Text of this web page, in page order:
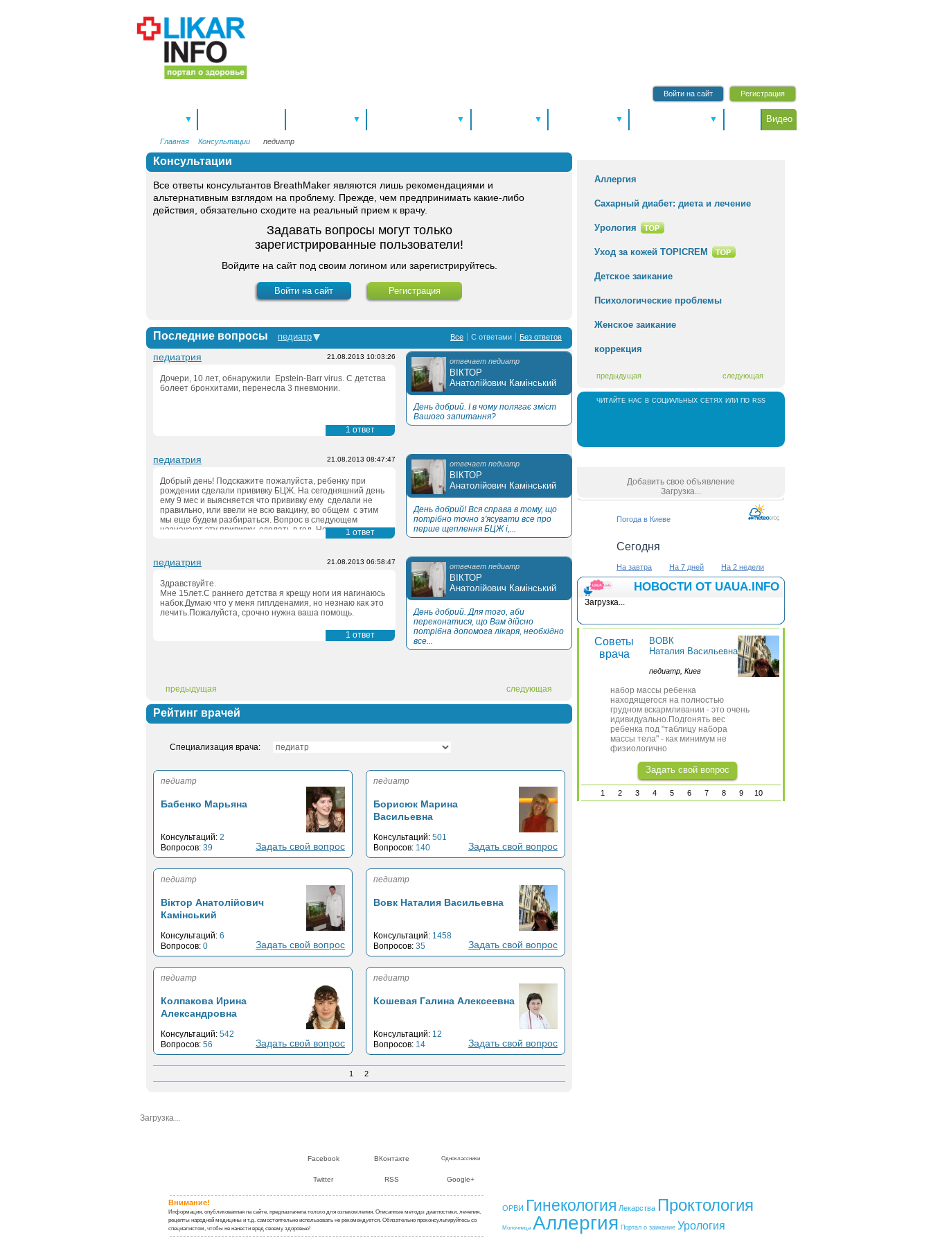
Войти на сайт Регистрация
▼ ▼ ▼ ▼ ▼ ▼ Видео
Главная Консультации педиатр
Консультации
Все ответы консультантов BreathMaker являются лишь рекомендациями и
альтернативным взглядом на проблему. Прежде, чем предпринимать какие-либо
действия, обязательно сходите на реальный прием к врачу.
Задавать вопросы могут только
зарегистрированные пользователи!
Войдите на сайт под своим логином или зарегистрируйтесь.
Войти на сайт Регистрация
Последние вопросы педиатр Без ответов
С ответами
Все
педиатрия 21.08.2013 10:03:26
Дочери, 10 лет, обнаружили  Epstein-Barr virus. С детства
болеет бронхитами, перенесла 3 пневмонии.
1 ответ
отвечает педиатр
ВІКТОР
Анатолійович Камінський
День добрий. І в чому полягає зміст
Вашого запитання?
педиатрия 21.08.2013 08:47:47
Добрый день! Подскажите пожалуйста, ребенку при
рождении сделали прививку БЦЖ. На сегодняшний день
ему 9 мес и выясняется что прививку ему  сделали не
правильно, или ввели не всю вакцину, во общем  с этим
мы еще будем разбираться. Вопрос в следующем
назначают эту прививку  сделать в год. Не опасно ли
это? Какие могут быть последствия? Ведь в первый раз
1 ответ
отвечает педиатр
ВІКТОР
Анатолійович Камінський
День добрий! Вся справа в тому, що
потрібно точно з'ясувати все про
перше щеплення БЦЖ і,...
педиатрия 21.08.2013 06:58:47
Здравствуйте.
Мне 15лет.С раннего детства я крещу ноги ия нагинаюсь
набок.Думаю что у меня гиплденамия, но незнаю как это
лечить.Пожалуйста, срочно нужна ваша помощь.
1 ответ
отвечает педиатр
ВІКТОР
Анатолійович Камінський
День добрий. Для того, аби
переконатися, що Вам дійсно
потрібна допомога лікаря, необхідно
все...
предыдущая следующая
Рейтинг врачей
Специализация врача:
педиатр
Бабенко Марьяна
Задать свой вопрос
Консультаций: 2
Вопросов: 39
педиатр
Борисюк Марина
Васильевна
Задать свой вопрос
Консультаций: 501
Вопросов: 140
педиатр
Віктор Анатолійович
Камінський
Задать свой вопрос
Консультаций: 6
Вопросов: 0
педиатр
Вовк Наталия Васильевна
Задать свой вопрос
Консультаций: 1458
Вопросов: 35
педиатр
Колпакова Ирина
Александровна
Задать свой вопрос
Консультаций: 542
Вопросов: 56
педиатр
Кошевая Галина Алексеевна
Задать свой вопрос
Консультаций: 12
Вопросов: 14
1 2
Аллергия
Сахарный диабет: диета и лечение
Урология
Уход за кожей TOPICREM
Детское заикание
Психологические проблемы
Женское заикание
коррекция
предыдущая следующая
читайте нас в социальных сетях или по rss
Добавить свое объявление
Загрузка...
Погода в Киеве
Сегодня
На завтра На 7 дней На 2 недели
НОВОСТИ ОТ UAUA.INFO
Загрузка...
Советы
врача
ВОВК
Наталия Васильевна
педиатр, Киев
набор массы ребенка
находящегося на полностью
грудном вскармливании - это очень
идивидуально.Подгонять вес
ребенка под "таблицу набора
массы тела" - как минимум не
физиологично
Задать свой вопрос
1 2 3 4 5 6 7 8 9 10
Загрузка...
ОРВИ Гинекология Лекарства Проктология
Молочница Аллергия Портал о заикание Урология
Facebook ВКонтакте Одноклассники
Twitter RSS Google+
Внимание!
Информация, опубликованная на сайте, предназначена только для ознакомления. Описанные методы диагностики, лечения,
рецепты народной медицины и т.д. самостоятельно использовать не рекомендуется. Обязательно проконсультируйтесь со
специалистом, чтобы не нанести вред своему здоровью!